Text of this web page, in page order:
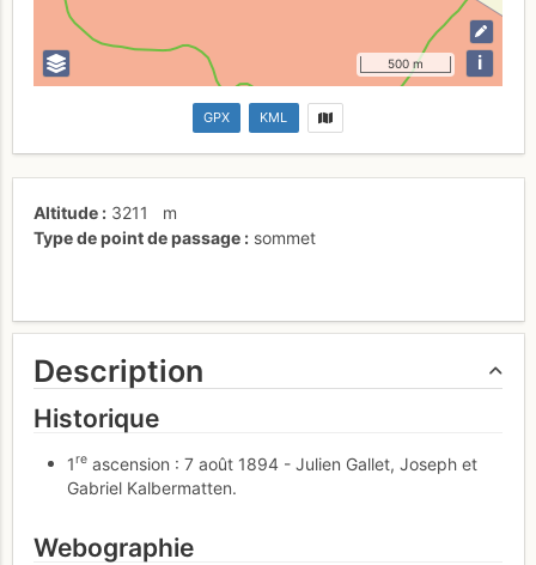
500 m i
GPX KML
Altitude 3211
m
Type de point de passage
sommet
Description
Historique
1re ascension : 7 août 1894 - Julien Gallet, Joseph et
Gabriel Kalbermatten.
Webographie